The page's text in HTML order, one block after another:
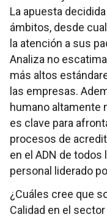
La apuesta
ámbitos, desde
la atención a sus
Analiza no
más altos
las empresas.
humano altamente
es clave para
procesos de
en el ADN de
personal liderado
¿Cuáles cree que
Calidad en el